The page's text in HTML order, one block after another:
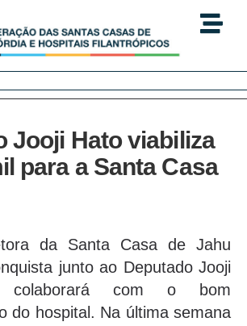
Jooji Hato viabiliza
para a Santa Casa
da Santa Casa de Jahu
junto ao Deputado Jooji
colaborará com o bom
do hospital. Na última semana